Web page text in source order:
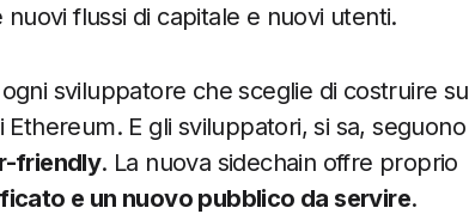
flussi di capitale e nuovi utenti.
sviluppatore che sceglie di costruire su
E gli sviluppatori, si sa, seguono
friendly. La nuova sidechain offre proprio
e un nuovo pubblico da servire.